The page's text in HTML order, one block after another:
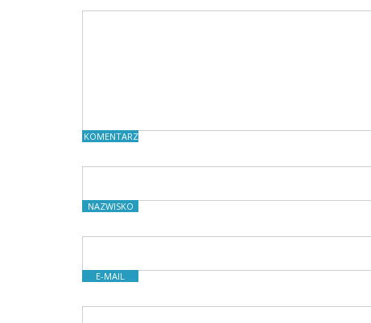
KOMENTARZE
NAZWISKO
E-MAIL